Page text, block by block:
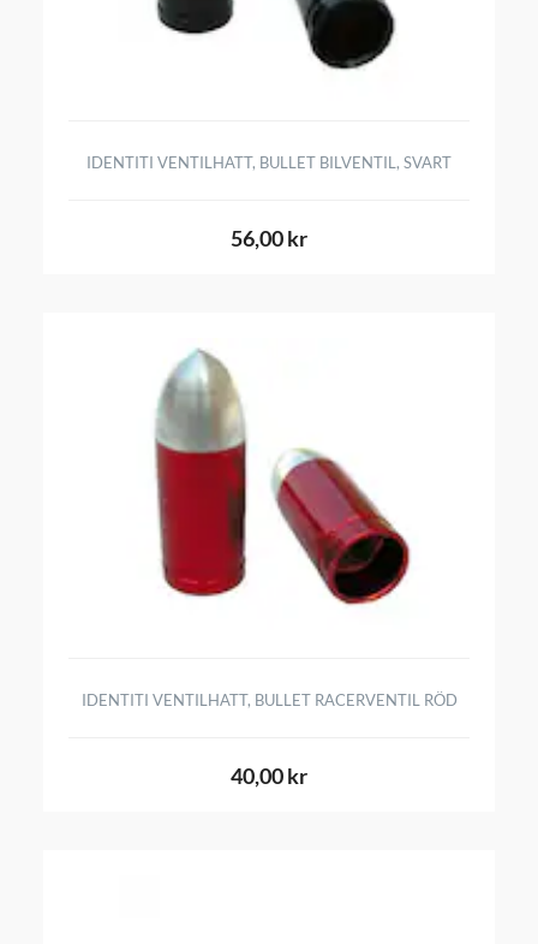
IDENTITI VENTILHATT, BULLET BILVENTIL, SVART
56,00 kr
IDENTITI VENTILHATT, BULLET RACERVENTIL RÖD
40,00 kr